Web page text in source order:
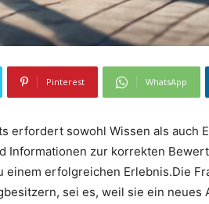
Pinterest WhatsApp
erfordert sowohl Wissen als auch
Informationen zur korrekten
erfolgreichen Erlebnis.Die
sei es, weil sie ein neues